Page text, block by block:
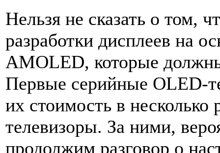
Нельзя не сказать о том,
разработки дисплеев на
AMOLED, которые
Первые серийные OLED-
их стоимость в
телевизоры. За ними,
продолжим разговор о